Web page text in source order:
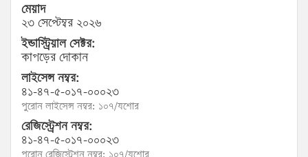
মেয়াদ
২৩ সেপ্টেম্বর ২০২৬
ইন্ডাস্ট্রিয়াল সেক্টর:
কাপড়ের দোকান
লাইসেন্স নম্বর:
৪১-৪৭-৫-০১৭-০০০২৩
পুরোন লাইসেন্স নম্বর: ১০৭/যশোর
রেজিস্ট্রেশন নম্বর:
৪১-৪৭-৫-০১৭-০০০২৩
পুরোন রেজিস্ট্রেশন নম্বর: ১০৭/যশোর